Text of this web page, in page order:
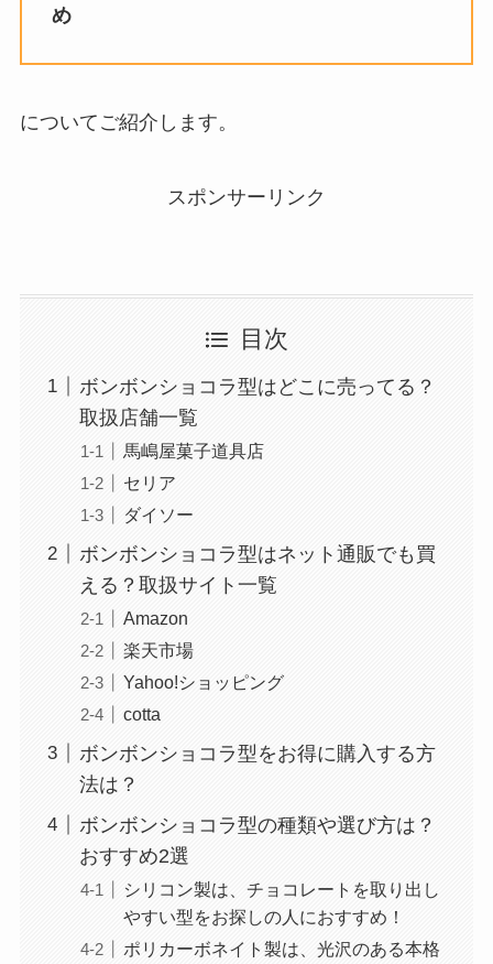
め
についてご紹介します。
スポンサーリンク
目次
ボンボンショコラ型はどこに売ってる？
取扱店舗一覧
馬嶋屋菓子道具店
セリア
ダイソー
ボンボンショコラ型はネット通販でも買
える？取扱サイト一覧
Amazon
楽天市場
Yahoo!ショッピング
cotta
ボンボンショコラ型をお得に購入する方
法は？
ボンボンショコラ型の種類や選び方は？
おすすめ2選
シリコン製は、チョコレートを取り出し
やすい型をお探しの人におすすめ！
ポリカーボネイト製は、光沢のある本格